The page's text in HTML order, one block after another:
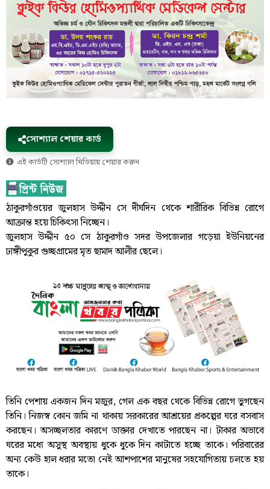
সোশ্যাল শেয়ার কার্ড
এই কার্ডটি সোশ্যাল মিডিয়ায় শেয়ার করুন
ঠাকুরগাঁওয়ের জুলহাস উদ্দীন সে দীর্ঘদিন থেকে শারীরিক বিভিন্ন রোগে
আক্রান্ত হয়ে চিকিৎসা নিচ্ছেন।
জুলহাস উদ্দীন ৫০ সে ঠাকুরগাঁও সদর উপজেলার গড়েয়া ইউনিয়নের
ঢাঙ্গীপুকুর গুচ্ছগ্রামের মৃত ছামাদ আলীর ছেলে।
তিনি পেশায় একজন দিন মজুর, গেল এক বছর থেকে বিভিন্ন রোগে ভুগছেন
তিনি। নিজস্ব কোন জমি না থাকায় সরকারের আশ্রয়ের প্রকল্পের ঘরে বসবাস
করছেন। অসচ্ছলতার কারণে ডাক্তার দেখাতে পারছেন না। টাকার অভাবে
ঘরের মধ্যে অসুস্থ অবস্থায় ধুকে ধুকে দিন কাটাতে হচ্ছে তাকে। পরিবারের
অন্য কেউ হাল ধরার মতো নেই আশপাশের মানুষের সহযোগিতায় চলতে হয়
তাকে।